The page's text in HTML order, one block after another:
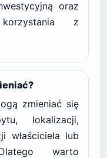
oraz
z
zmieniać się
lokalizacji,
właściciela lub
warto